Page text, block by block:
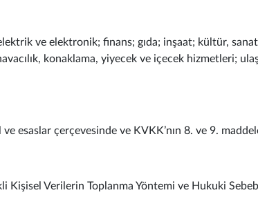
ve elektronik; finans; gıda; inşaat; kültür,
konaklama, yiyecek ve içecek hizmetleri;
esaslar çerçevesinde ve KVKK’nın 8. ve 9.
Kişisel Verilerin Toplanma Yöntemi ve Hukuki